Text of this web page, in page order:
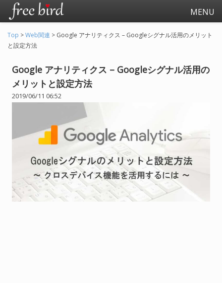
MENU
会社生活
会社の仕事全般
会社の人間関係
退職関連
Top >Web関連 > Google アナリティクス – Googleシグナル活用のメリット
と設定方法
Google アナリティクス – Googleシグナル活用の
メリットと設定方法
2019/06/11 06:52